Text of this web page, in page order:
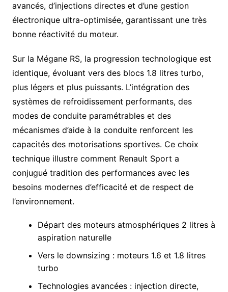
avancés, d’injections directes et d’une gestion
électronique ultra-optimisée, garantissant une très
bonne réactivité du moteur.
Sur la Mégane RS, la progression technologique est
identique, évoluant vers des blocs 1.8 litres turbo,
plus légers et plus puissants. L’intégration des
systèmes de refroidissement performants, des
modes de conduite paramétrables et des
mécanismes d’aide à la conduite renforcent les
capacités des motorisations sportives. Ce choix
technique illustre comment Renault Sport a
conjugué tradition des performances avec les
besoins modernes d’efficacité et de respect de
l’environnement.
Départ des moteurs atmosphériques 2 litres à
aspiration naturelle
Vers le downsizing : moteurs 1.6 et 1.8 litres
turbo
Technologies avancées : injection directe,